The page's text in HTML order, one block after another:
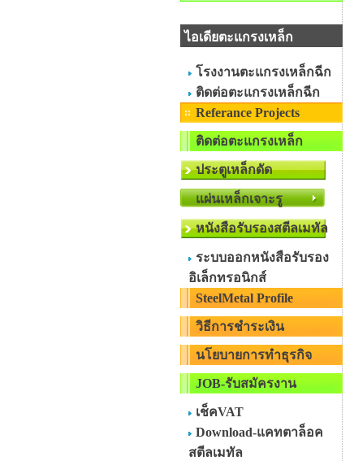
ไอเดียตะแกรงเหล็ก
โรงงานตะแกรงเหล็กฉีก
ติดต่อตะแกรงเหล็กฉีก
Referance Projects
ติดต่อตะแกรงเหล็ก
ประตูเหล็กดัด
แผ่นเหล็กเจาะรู
หนังสือรับรองสตีลเมทัล
ระบบออกหนังสือรับรอง
อิเล็กทรอนิกส์
SteelMetal Profile
วิธีการชำระเงิน
นโยบายการทำธุรกิจ
JOB-รับสมัครงาน
เช็คVAT
Download-แคทตาล็อค
สตีลเมทัล